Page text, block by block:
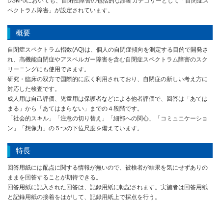
ペクトラム障害」が設定されています。
概要
自閉症スペクトラム指数(AQ)は、個人の自閉症傾向を測定する目的で開発さ
れ、高機能自閉症やアスペルガー障害を含む自閉症スペクトラム障害のスク
リーニングにも使用できます。
研究・臨床の双方で国際的に広く利用されており、自閉症の新しい考え方に
対応した検査です。
成人用は自己評価、児童用は保護者などによる他者評価で、回答は「あては
まる」から「あてはまらない」までの４段階です。
「社会的スキル」「注意の切り替え」「細部への関心」「コミュニケーショ
ン」「想像力」の５つの下位尺度を備えています。
特長
回答用紙には配点に関する情報が無いので、被検者が結果を気にせずありの
ままを回答することが期待できる。
回答用紙に記入された回答は、記録用紙に転記されます。実施者は回答用紙
と記録用紙の接着をはがして、記録用紙上で採点を行う。